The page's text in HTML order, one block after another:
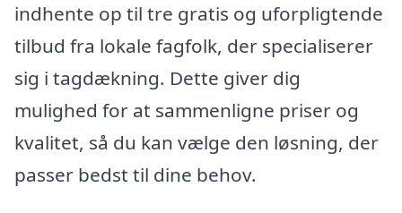
indhente op til tre gratis og uforpligtende
tilbud fra lokale fagfolk, der specialiserer
sig i tagdækning. Dette giver dig
mulighed for at sammenligne priser og
kvalitet, så du kan vælge den løsning, der
passer bedst til dine behov.